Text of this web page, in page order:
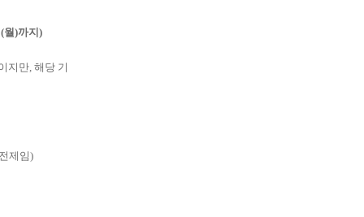
월)까지)
지만, 해당 기
제임)